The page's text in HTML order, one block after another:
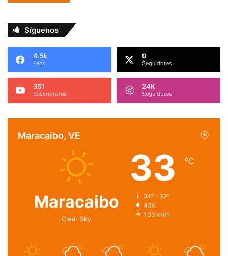
Síguenos
4.5k
Fans
0
Seguidores
351
Suscriptores
24K
Seguidores
Maracaibo, VE
Maracaibo
Clear Sky
33 ℃
34º - 33º
43%
1.33 km/h